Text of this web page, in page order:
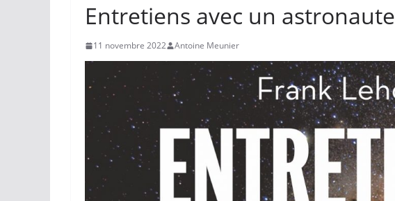
Entretiens avec un astronaute
11 novembre 2022 Antoine Meunier